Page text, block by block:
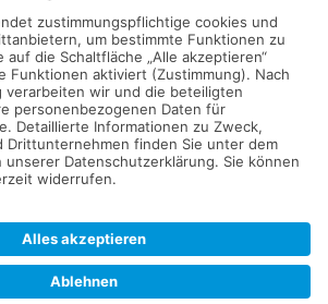
einverstanden, dass die von mir
elektronisch erhoben und gespeichert
werden dabei nur streng
Bearbeitung und Beantwortung meiner